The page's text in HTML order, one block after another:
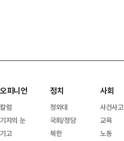
오피니언
칼럼
기자의 눈
기고
정치
청와대
국회/정당
북한
사회
사건사고
교육
노동